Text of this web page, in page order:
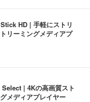
HD | 手軽にストリ
リーミングメディアプ
| 4Kの高画質スト
メディアプレイヤー